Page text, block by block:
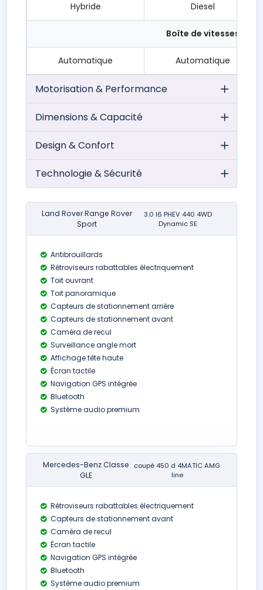
Hybride Diesel
Boîte de vitesses
Automatique Automatique
Motorisation & Performance
Dimensions & Capacité
Design & Confort
Technologie & Sécurité
Land Rover Range Rover
Sport
3.0 I6 PHEV 440 4WD
Dynamic SE
Antibrouillards
Rétroviseurs rabattables électriquement
Toit ouvrant
Toit panoramique
Capteurs de stationnement arrière
Capteurs de stationnement avant
Caméra de recul
Surveillance angle mort
Affichage tête haute
Écran tactile
Navigation GPS intégrée
Bluetooth
Système audio premium
Mercedes-Benz Classe
GLE
coupé 450 d 4MATIC AMG
line
Rétroviseurs rabattables électriquement
Capteurs de stationnement avant
Caméra de recul
Écran tactile
Navigation GPS intégrée
Bluetooth
Système audio premium